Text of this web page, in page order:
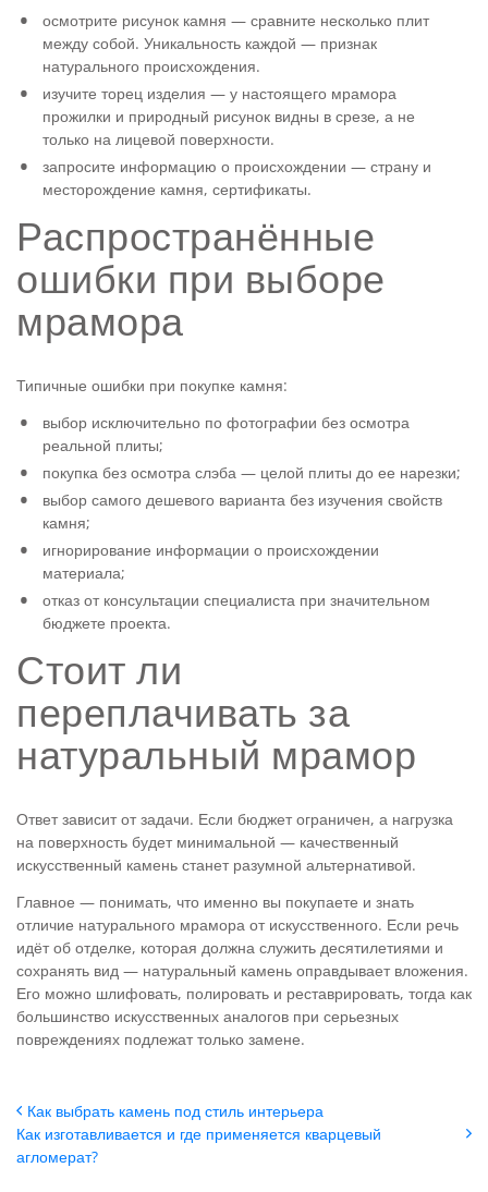
осмотрите рисунок камня — сравните несколько плит
между собой. Уникальность каждой — признак
натурального происхождения.
изучите торец изделия — у настоящего мрамора
прожилки и природный рисунок видны в срезе, а не
только на лицевой поверхности.
запросите информацию о происхождении — страну и
месторождение камня, сертификаты.
Распространённые
ошибки при выборе
мрамора
Типичные ошибки при покупке камня:
выбор исключительно по фотографии без осмотра
реальной плиты;
покупка без осмотра слэба — целой плиты до ее нарезки;
выбор самого дешевого варианта без изучения свойств
камня;
игнорирование информации о происхождении
материала;
отказ от консультации специалиста при значительном
бюджете проекта.
Стоит ли
переплачивать за
натуральный мрамор
Ответ зависит от задачи. Если бюджет ограничен, а нагрузка
на поверхность будет минимальной — качественный
искусственный камень станет разумной альтернативой.
Главное — понимать, что именно вы покупаете и знать
отличие натурального мрамора от искусственного. Если речь
идёт об отделке, которая должна служить десятилетиями и
сохранять вид — натуральный камень оправдывает вложения.
Его можно шлифовать, полировать и реставрировать, тогда как
большинство искусственных аналогов при серьезных
повреждениях подлежат только замене.
Как выбрать камень под стиль интерьера
Как изготавливается и где применяется кварцевый
агломерат?